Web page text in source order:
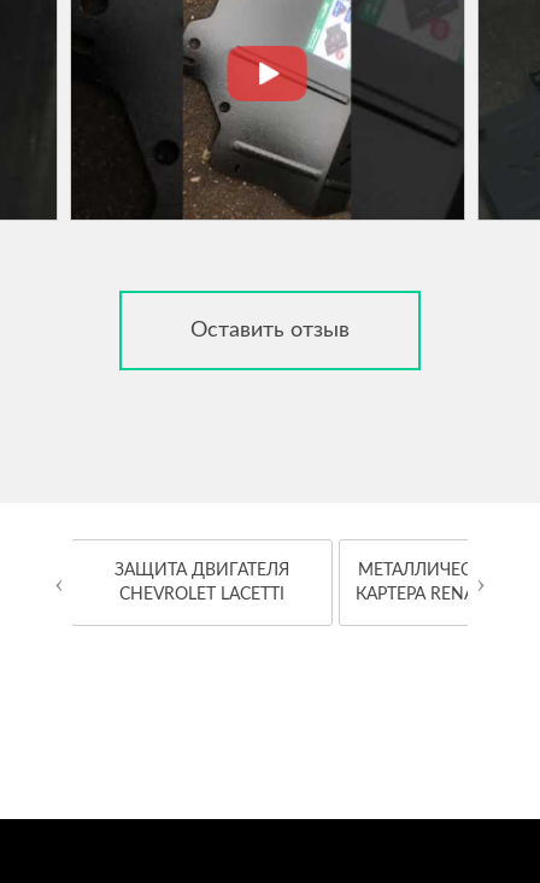
Оставить отзыв
ЗАЩИТА ДВИГАТЕЛЯ
CHEVROLET LACETTI
МЕТАЛЛИЧЕСКАЯ
КАРТЕРА RENAULT
‹ ›